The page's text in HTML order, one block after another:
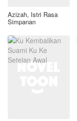
Azizah, Istri Rasa
Simpanan